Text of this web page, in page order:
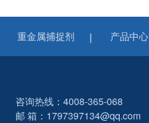
重金属捕捉剂 产品中心
咨询热线：4008-365-068
邮 箱：1797397134@qq.com